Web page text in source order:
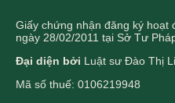
Giấy chứng nhận đăng ký hoạt
ngày 28/02/2011 tại Sở Tư
Đại diện bởi Luật sư Đào Thị
Mã số thuế: 0106219948